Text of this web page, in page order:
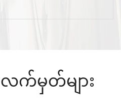
က်မှတ်များ